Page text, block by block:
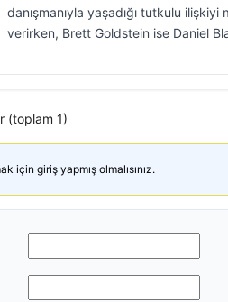
danışmanıyla yaşadığı tutkulu
verirken, Brett Goldstein ise Daniel
(toplam 1)
için giriş yapmış olmalısınız.